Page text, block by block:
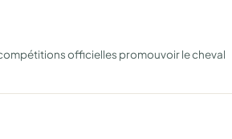
officielles promouvoir le cheval